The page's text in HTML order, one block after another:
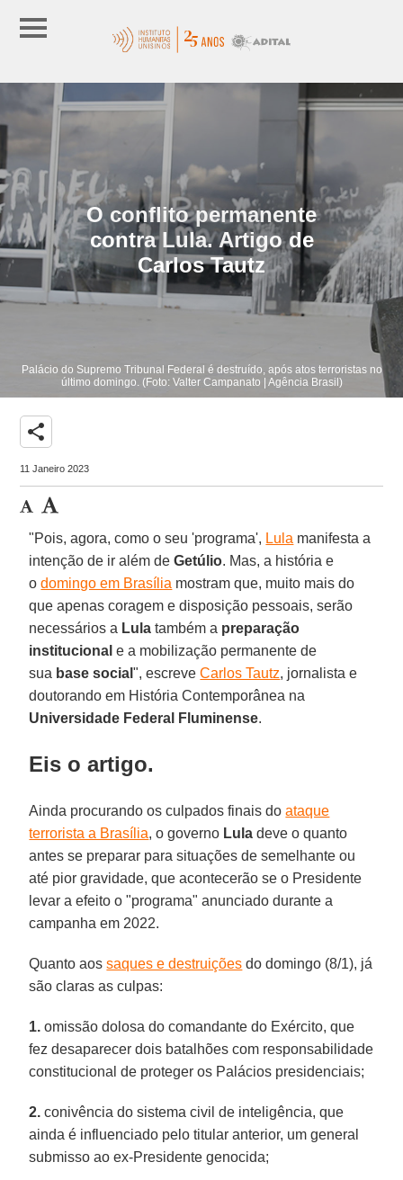
O conflito permanente
contra Lula. Artigo de
Carlos Tautz
Palácio do Supremo Tribunal Federal é destruído, após atos terroristas no
último domingo. (Foto: Valter Campanato | Agência Brasil)
share
11 Janeiro 2023
"Pois, agora, como o seu 'programa', Lula manifesta a
intenção de ir além deGetúlio. Mas, a história e
odomingo em Brasília mostram que, muito mais do
que apenas coragem e disposição pessoais, serão
necessários a Lula também a preparação
institucional e a mobilização permanente de
sua base social", escreveCarlos Tautz, jornalista e
doutorando em História Contemporânea na
Universidade Federal Fluminense.
Eis o artigo.
Ainda procurando os culpados finais doataque
terrorista a Brasília, o governo Lula deve o quanto
antes se preparar para situações de semelhante ou
até pior gravidade, que acontecerão se o Presidente
levar a efeito o "programa" anunciado durante a
campanha em 2022.
Quanto aossaques e destruições do domingo (8/1), já
são claras as culpas:
1. omissão dolosa do comandante do Exército, que
fez desaparecer dois batalhões com responsabilidade
constitucional de proteger os Palácios presidenciais;
2. conivência do sistema civil de inteligência, que
ainda é influenciado pelo titular anterior, um general
submisso ao ex-Presidente genocida;